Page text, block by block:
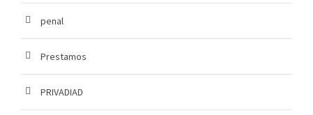
penal
Prestamos
PRIVADIAD